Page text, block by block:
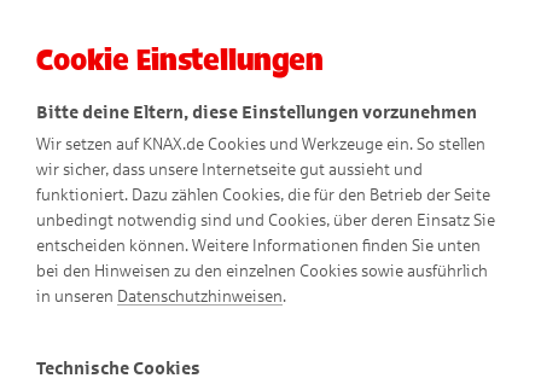
Herzlich willkommen!
Cookie Einstellungen
Bitte deine Eltern, diese Einstellungen vorzunehmen
Wir setzen auf KNAX.de Cookies und Werkzeuge ein. So stellen
wir sicher, dass unsere Internetseite gut aussieht und
funktioniert. Dazu zählen Cookies, die für den Betrieb der Seite
unbedingt notwendig sind und Cookies, über deren Einsatz Sie
entscheiden können. Weitere Informationen finden Sie unten
bei den Hinweisen zu den einzelnen Cookies sowie ausführlich
in unseren Datenschutzhinweisen.
Technische Cookies